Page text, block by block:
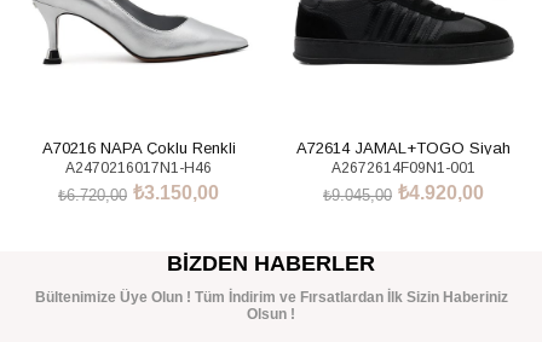
A70216 NAPA Çoklu Renkli
A2470216017N1-H46
₺3.150,00
₺6.720,00
A72614 JAMAL+TOGO Siyah
Sneakers Ayakkabı
A2672614F09N1-001
₺4.920,00
₺9.045,00
BIZDEN HABERLER
Bültenimize Üye Olun ! Tüm İndirim ve Fırsatlardan İlk Sizin Haberiniz
Olsun !